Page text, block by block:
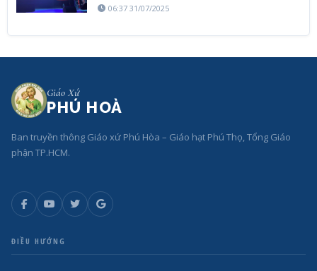
06:37 31/07/2025
Giáo Xứ
PHÚ HOÀ
Ban truyền thông Giáo xứ Phú Hòa – Giáo hạt Phú Thọ, Tổng Giáo
phận TP.HCM.
ĐIỀU HƯỚNG